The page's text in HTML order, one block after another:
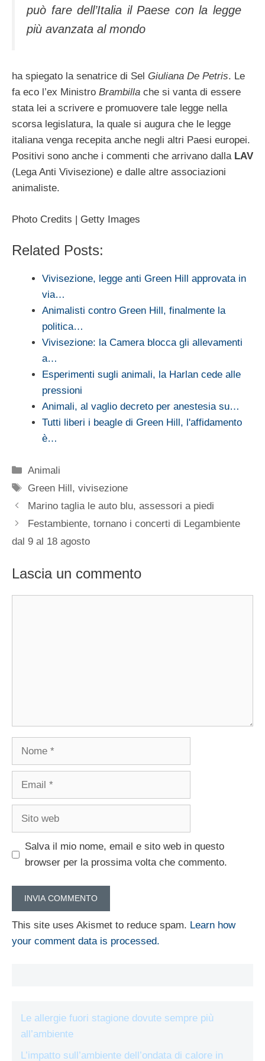
può fare dell’Italia il Paese con la legge
più avanzata al mondo
ha spiegato la senatrice di Sel Giuliana De Petris. Le
fa eco l’ex Ministro Brambilla che si vanta di essere
stata lei a scrivere e promuovere tale legge nella
scorsa legislatura, la quale si augura che le legge
italiana venga recepita anche negli altri Paesi europei.
Positivi sono anche i commenti che arrivano dalla LAV
(Lega Anti Vivisezione) e dalle altre associazioni
animaliste.
Photo Credits | Getty Images
Related Posts:
Vivisezione, legge anti Green Hill approvata in
via…
Animalisti contro Green Hill, finalmente la
politica…
Vivisezione: la Camera blocca gli allevamenti
a…
Esperimenti sugli animali, la Harlan cede alle
pressioni
Animali, al vaglio decreto per anestesia su…
Tutti liberi i beagle di Green Hill, l'affidamento
è…
Categorie
Animali
Tag
Green Hill,vivisezione
Marino taglia le auto blu, assessori a piedi
Festambiente, tornano i concerti di Legambiente
dal 9 al 18 agosto
Lascia un commento
Nome
Email
Sito
Salva il mio nome, email e sito web in questo
browser per la prossima volta che commento.
This site uses Akismet to reduce spam. Learn how
your comment data is processed.
Le allergie fuori stagione dovute sempre più
all’ambiente
L’impatto sull’ambiente dell’ondata di calore in